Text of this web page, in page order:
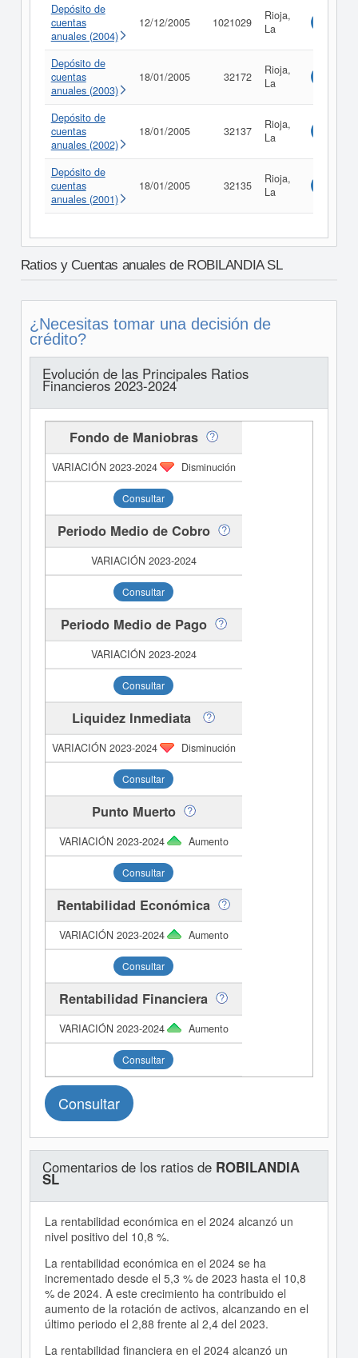
Depósito de
cuentas
anuales (2004)
12/12/2005 1021029
Rioja,
La
Depósito de
cuentas
anuales (2003)
18/01/2005 32172
Rioja,
La
Depósito de
cuentas
anuales (2002)
18/01/2005 32137
Rioja,
La
Depósito de
cuentas
anuales (2001)
18/01/2005 32135
Rioja,
La
Ratios y Cuentas anuales de ROBILANDIA SL
¿Necesitas tomar una decisión de
crédito?
Evolución de las Principales Ratios
Financieros 2023-2024
Fondo de Maniobras
Disminución
Consultar
Periodo Medio de Cobro
Consultar
Periodo Medio de Pago
Consultar
Liquidez Inmediata
Disminución
Consultar
Punto Muerto
Aumento
Consultar
Rentabilidad Económica
Aumento
Consultar
Rentabilidad Financiera
Aumento
Consultar
Consultar
Comentarios de los ratios de ROBILANDIA
SL
La rentabilidad económica en el 2024 alcanzó un
nivel positivo del 10,8 %.
La rentabilidad económica en el 2024 se ha
incrementado desde el 5,3 % de 2023 hasta el 10,8
% de 2024. A este crecimiento ha contribuido el
aumento de la rotación de activos, alcanzando en el
último periodo el 2,88 frente al 2,4 del 2023.
La rentabilidad financiera en el 2024 alcanzó un